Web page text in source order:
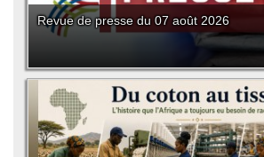
Revue de presse du 07 août 2026